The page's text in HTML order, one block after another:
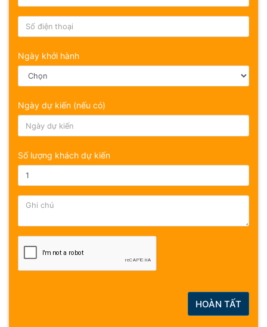
Ngày khởi hành
Ngày dự kiến (nếu có)
Số lượng khách dự kiến
HOÀN TẤT